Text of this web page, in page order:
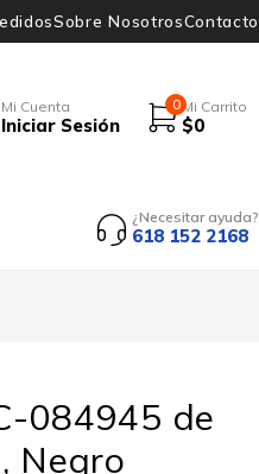
Sobre NosotrosContacto
Mi Cuenta
Iniciar Sesión
0 Mi Carrito
$0
¿Necesitar ayuda?
618 152 2168
084945 de
Negro